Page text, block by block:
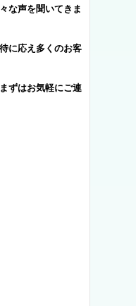
な声を聞いてきま
に応え多くのお客
ずはお気軽にご連